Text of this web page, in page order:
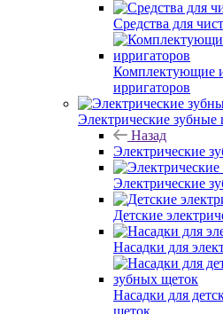
Средства для
Комплектующие
ирригаторов
Электрические зубные
Назад
Электрические
Электрические
Детские
Насадки для
Насадки для
щеток